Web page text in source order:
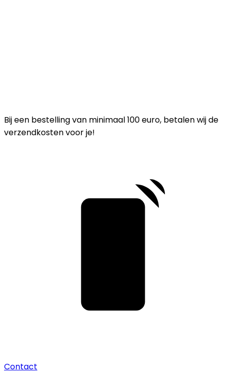
Bij een bestelling van minimaal 100 euro, betalen wij de
verzendkosten voor je!
Contact